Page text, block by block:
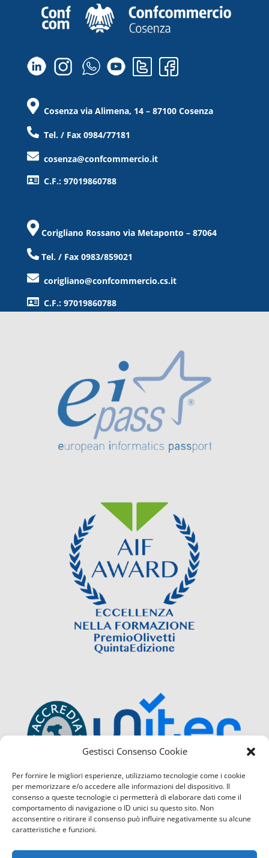
Gestisci Consenso Cookie
Per fornire le migliori esperienze, utilizziamo tecnologie come i cookie
per memorizzare e/o accedere alle informazioni del dispositivo. Il
consenso a queste tecnologie ci permetterà di elaborare dati come il
comportamento di navigazione o ID unici su questo sito. Non
acconsentire o ritirare il consenso può influire negativamente su alcune
caratteristiche e funzioni.
Cosenza via Alimena, 14 – 87100 Cosenza
Tel. / Fax 0984/77181
cosenza@confcommercio.it
C.F.: 97019860788
Corigliano Rossano via Metaponto – 87064
Tel. / Fax 0983/859021
corigliano@confcommercio.cs.it
C.F.: 97019860788